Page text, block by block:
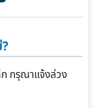
กรุณาแจ้งล่วง